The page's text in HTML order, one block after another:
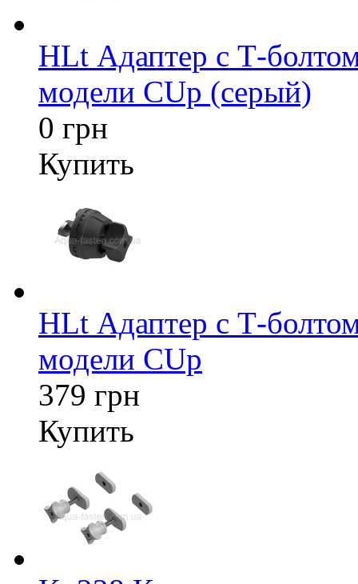
HLt Адаптер c Т-
модели CUp (серый)
0 грн
Купить
HLt Адаптер c Т-
модели CUp
379 грн
Купить